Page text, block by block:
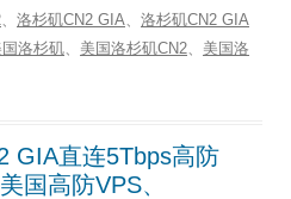
、 洛杉矶CN2 GIA、 洛杉矶CN2 GIA
国洛杉矶、 美国洛杉矶CN2、 美国洛
GIA直连5Tbps高防
国高防VPS、